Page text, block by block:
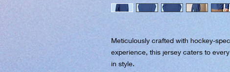
Meticulously crafted with hockey-
experience, this jersey caters to
in style.